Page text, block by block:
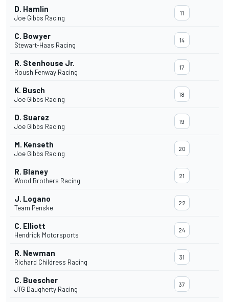
D. Hamlin
Joe Gibbs Racing
11
C. Bowyer
Stewart-Haas Racing
14
R. Stenhouse Jr.
Roush Fenway Racing
17
K. Busch
Joe Gibbs Racing
18
D. Suarez
Joe Gibbs Racing
19
M. Kenseth
Joe Gibbs Racing
20
R. Blaney
Wood Brothers Racing
21
J. Logano
Team Penske
22
C. Elliott
Hendrick Motorsports
24
R. Newman
Richard Childress Racing
31
C. Buescher
JTG Daugherty Racing
37